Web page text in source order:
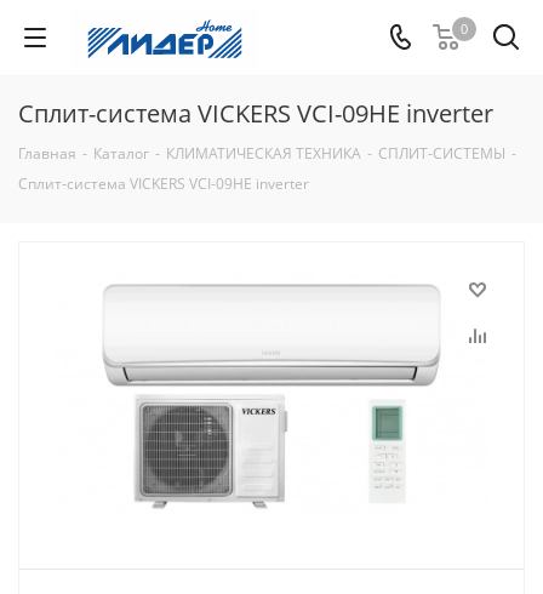
0
Сплит-система VICKERS VCI-09HE inverter
Главная - Каталог - КЛИМАТИЧЕСКАЯ ТЕХНИКА - СПЛИТ-СИСТЕМЫ -
Сплит-система VICKERS VCI-09HE inverter